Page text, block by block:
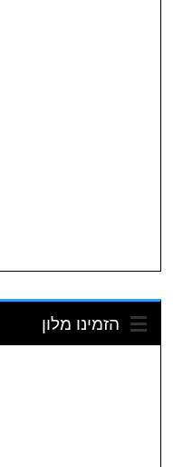
הזמינו מלון